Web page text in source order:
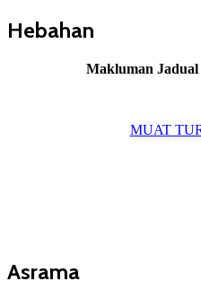
Hebahan
Makluman
MUAT
Asrama